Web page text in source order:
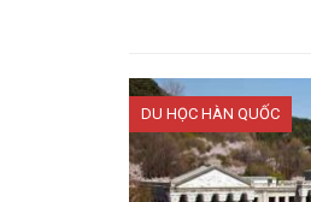
DU HỌC HÀN QUỐC